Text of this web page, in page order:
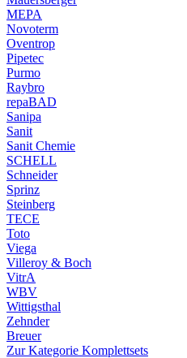
MEPA
Novoterm
Oventrop
Pipetec
Purmo
Raybro
repaBAD
Sanipa
Sanit
Sanit Chemie
SCHELL
Schneider
Sprinz
Steinberg
TECE
Toto
Viega
Villeroy & Boch
VitrA
WBV
Wittigsthal
Zehnder
Breuer
Zur Kategorie Komplettsets